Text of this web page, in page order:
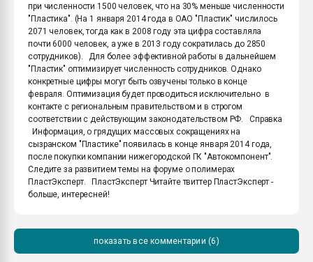
при численности 1500 человек, что на 30% меньше численности
"Пластика". (На 1 января 2014 года в ОАО "Пластик" числилось
2071 человек, тогда как в 2008 году эта цифра составляла
почти 6000 человек, а уже в 2013 году сократилась до 2850
сотрудников). Для более эффективной работы в дальнейшем
"Пластик" оптимизирует численность сотрудников. Однако
конкретные цифры могут быть озвучены только в конце
февраля. Оптимизация будет проводиться исключительно в
контакте с региональным правительством и в строгом
соответствии с действующим законодательством РФ. Справка
Информация, о грядущих массовых сокращениях на
сызранском "Пластике" появилась в конце января 2014 года,
после покупки компании нижегородской ГК "Автокомпонент".
Следите за развитием темы на форуме о полимерах
ПластЭксперт. ПластЭксперт Читайте твиттер ПластЭксперт -
больше, интересней!
показать все комментарии (6)